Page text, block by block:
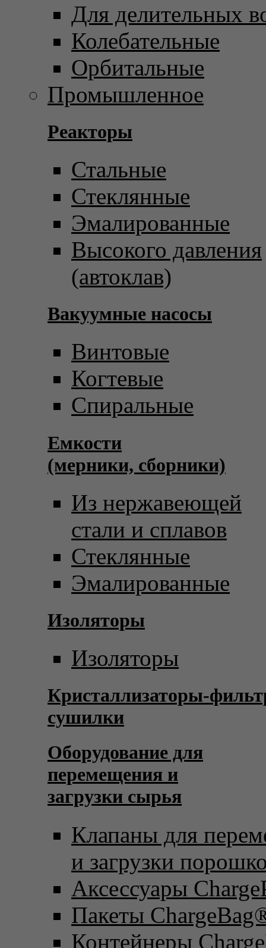
Для делительных
Колебательные
Орбитальные
Промышленное
Реакторы
Стальные
Стеклянные
Эмалированные
Высокого давления
(автоклав)
Вакуумные насосы
Винтовые
Когтевые
Спиральные
Емкости
(мерники, сборники)
Из нержавеющей
стали и сплавов
Стеклянные
Эмалированные
Изоляторы
Изоляторы
Кристаллизаторы-
сушилки
Оборудование для
перемещения и
загрузки сырья
Клапаны для
и загрузки
Аксессуары
Пакеты
Контейнеры